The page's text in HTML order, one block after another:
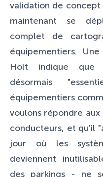
validation de
maintenant se
complet de
équipementiers.
Holt indique que
désormais
équipementiers
voulons répondre
conducteurs, et qu'il
jour où les
deviennent
des parkings - ne